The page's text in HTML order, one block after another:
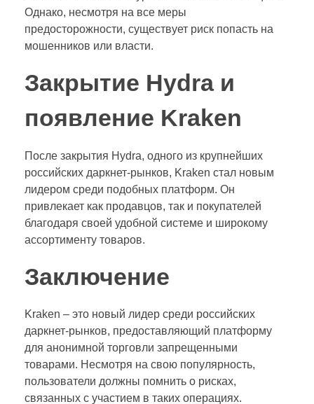
Однако, несмотря на все меры
предосторожности, существует риск попасть на
мошенников или власти.
Закрытие Hydra и
появление Kraken
После закрытия Hydra, одного из крупнейших
российских даркнет-рынков, Kraken стал новым
лидером среди подобных платформ. Он
привлекает как продавцов, так и покупателей
благодаря своей удобной системе и широкому
ассортименту товаров.
Заключение
Kraken – это новый лидер среди российских
даркнет-рынков, предоставляющий платформу
для анонимной торговли запрещенными
товарами. Несмотря на свою популярность,
пользователи должны помнить о рисках,
связанных с участием в таких операциях.